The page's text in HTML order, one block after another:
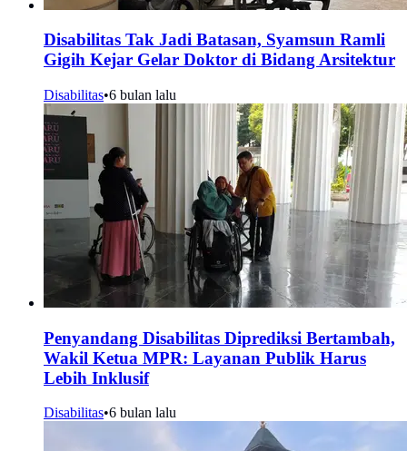
Disabilitas Tak Jadi Batasan, Syamsun Ramli
Gigih Kejar Gelar Doktor di Bidang Arsitektur
Disabilitas•6 bulan lalu
Penyandang Disabilitas Diprediksi Bertambah,
Wakil Ketua MPR: Layanan Publik Harus
Lebih Inklusif
Disabilitas•6 bulan lalu